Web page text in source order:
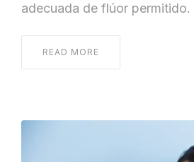
adecuada de flúor permitido.
READ MORE